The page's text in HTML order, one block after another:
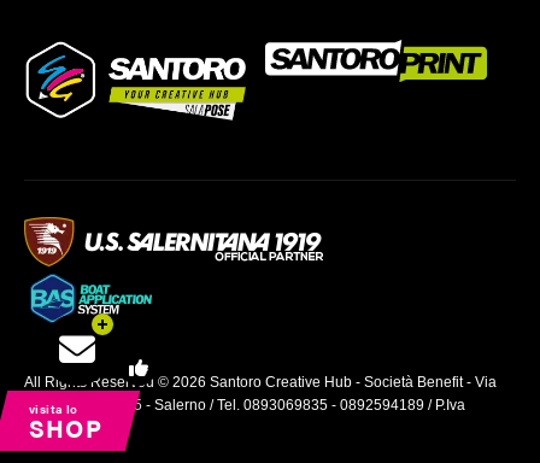
All Rights Reserved © 2026 Santoro Creative Hub - Società Benefit - Via
San Leonardo, 55 - Salerno / Tel. 0893069835 - 0892594189 / P.Iva
04199410657
visita lo
SHOP